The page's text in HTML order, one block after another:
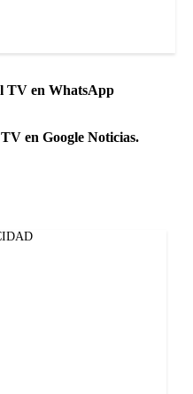
TV en WhatsApp
en Google Noticias.